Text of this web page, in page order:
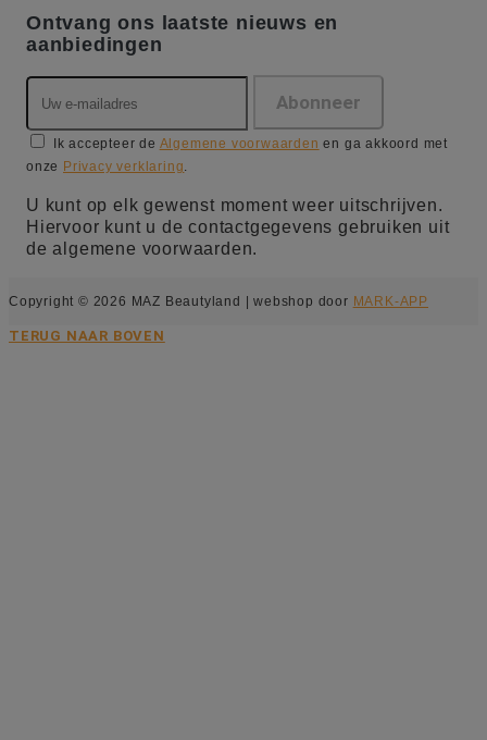
Ontvang ons laatste nieuws en
aanbiedingen
Ik accepteer de Algemene voorwaarden en ga akkoord met
onze Privacy verklaring.
U kunt op elk gewenst moment weer uitschrijven.
Hiervoor kunt u de contactgegevens gebruiken uit
de algemene voorwaarden.
Copyright © 2026 MAZ Beautyland | webshop door MARK-APP
TERUG NAAR BOVEN